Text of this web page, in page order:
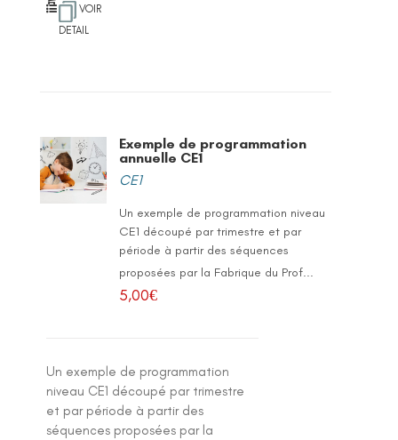
VOIR
DETAIL
Exemple de programmation
annuelle CE1
CE1
Un exemple de programmation niveau
CE1 découpé par trimestre et par
période à partir des séquences
proposées par la Fabrique du Prof...
5,00€
Un exemple de programmation
niveau CE1 découpé par trimestre
et par période à partir des
séquences proposées par la